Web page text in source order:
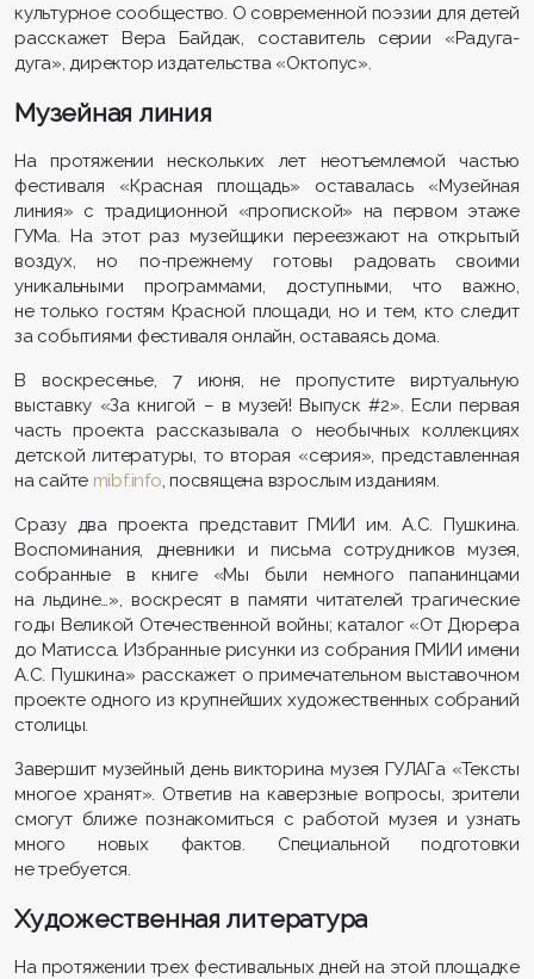
культурное сообщество. О современной поэзии для детей
расскажет Вера Байдак, составитель серии «Радуга-
дуга», директор издательства «Октопус».
Музейная линия
На протяжении нескольких лет неотъемлемой частью
фестиваля «Красная площадь» оставалась «Музейная
линия» с традиционной «пропиской» на первом этаже
ГУМа. На этот раз музейщики переезжают на открытый
воздух, но по-прежнему готовы радовать своими
уникальными программами, доступными, что важно,
не только гостям Красной площади, но и тем, кто следит
за событиями фестиваля онлайн, оставаясь дома.
В воскресенье, 7 июня, не пропустите виртуальную
выставку «За книгой – в музей! Выпуск #2». Если первая
часть проекта рассказывала о необычных коллекциях
детской литературы, то вторая «серия», представленная
на сайте mibf.info, посвящена взрослым изданиям.
Сразу два проекта представит ГМИИ им. А.С. Пушкина.
Воспоминания, дневники и письма сотрудников музея,
собранные в книге «Мы были немного папанинцами
на льдине…», воскресят в памяти читателей трагические
годы Великой Отечественной войны; каталог «От Дюрера
до Матисса. Избранные рисунки из собрания ГМИИ имени
А.С. Пушкина» расскажет о примечательном выставочном
проекте одного из крупнейших художественных собраний
столицы.
Завершит музейный день викторина музея ГУЛАГа «Тексты
многое хранят». Ответив на каверзные вопросы, зрители
смогут ближе познакомиться с работой музея и узнать
много новых фактов. Специальной подготовки
не требуется.
Художественная литература
На протяжении трех фестивальных дней на этой площадке